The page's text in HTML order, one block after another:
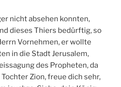
nicht absehen konnten,
dieses Thiers bedürftig, so
Vornehmen, er wollte
in die Stadt Jerusalem,
des Propheten, da
Zion, freue dich sehr,